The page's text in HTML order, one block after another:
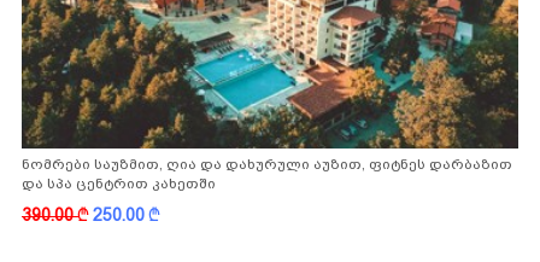
ნომრები საუზმით, ღია და დახურული აუზით, ფიტნეს დარბაზით
და სპა ცენტრით კახეთში
390.00k250.00k